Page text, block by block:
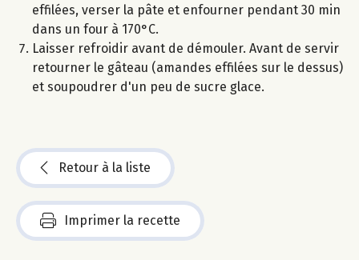
effilées, verser la pâte et enfourner pendant 30 min
dans un four à 170°C.
Laisser refroidir avant de démouler. Avant de servir
retourner le gâteau (amandes effilées sur le dessus)
et soupoudrer d'un peu de sucre glace.
Retour à la liste
Imprimer la recette